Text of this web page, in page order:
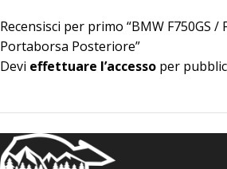
Recensisci per primo “BMW F750GS /
Portaborsa Posteriore”
Devi effettuare l’accesso per